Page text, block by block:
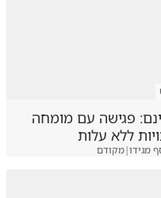
פגישה עם מומחה
ללא עלות
מגידו|מקודם